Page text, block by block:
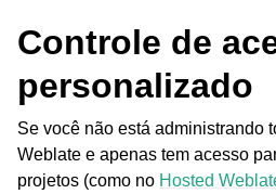
Controle de
personalizado
Se você não está administrando
Weblate e apenas tem acesso
projetos (como no Hosted